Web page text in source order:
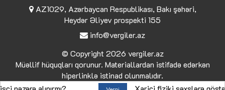
AZ1029, Azərbaycan Respublikası, Bakı şəhəri,
Heydər Əliyev prospekti 155
info@vergiler.az
© Copyright 2026 vergiler.az
Müəllif hüquqları qorunur. Materiallardan istifadə edərkən
hiperlinklə istinad olunmalıdır.